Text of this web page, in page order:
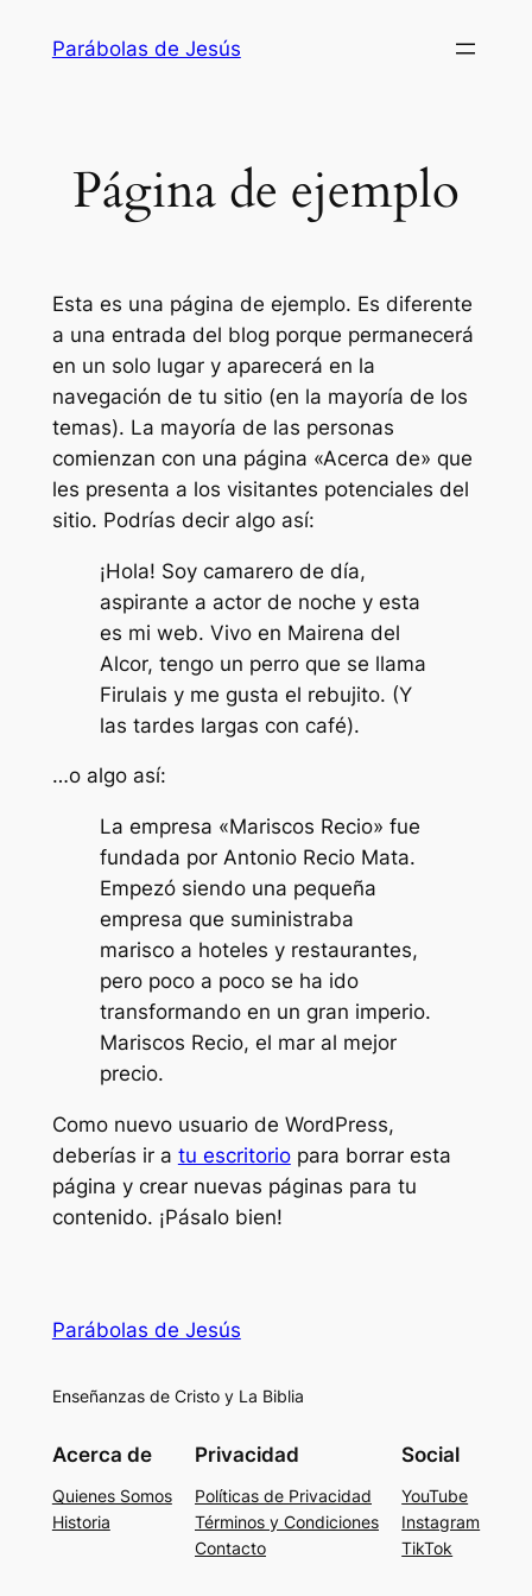
Parábolas de Jesús
Página de ejemplo
Esta es una página de ejemplo. Es diferente
a una entrada del blog porque permanecerá
en un solo lugar y aparecerá en la
navegación de tu sitio (en la mayoría de los
temas). La mayoría de las personas
comienzan con una página «Acerca de» que
les presenta a los visitantes potenciales del
sitio. Podrías decir algo así:
¡Hola! Soy camarero de día,
aspirante a actor de noche y esta
es mi web. Vivo en Mairena del
Alcor, tengo un perro que se llama
Firulais y me gusta el rebujito. (Y
las tardes largas con café).
…o algo así:
La empresa «Mariscos Recio» fue
fundada por Antonio Recio Mata.
Empezó siendo una pequeña
empresa que suministraba
marisco a hoteles y restaurantes,
pero poco a poco se ha ido
transformando en un gran imperio.
Mariscos Recio, el mar al mejor
precio.
Como nuevo usuario de WordPress,
deberías ir a tu escritoriopara borrar esta
página y crear nuevas páginas para tu
contenido. ¡Pásalo bien!
Parábolas de Jesús
Enseñanzas de Cristo y La Biblia
Acerca de
Quienes Somos
Historia
Privacidad
Políticas de Privacidad
Términos y Condiciones
Contacto
Social
YouTube
Instagram
TikTok